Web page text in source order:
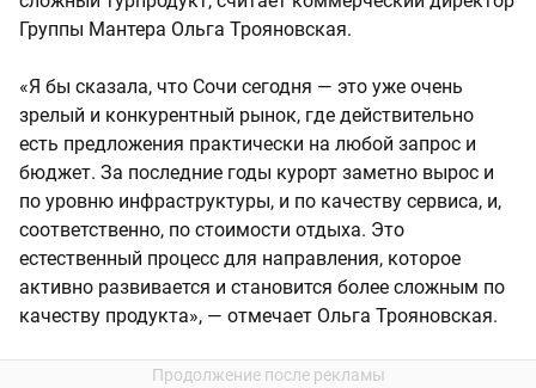
Группы Мантера Ольга Трояновская.
«Я бы сказала, что Сочи сегодня — это уже очень
зрелый и конкурентный рынок, где действительно
есть предложения практически на любой запрос и
бюджет. За последние годы курорт заметно вырос и
по уровню инфраструктуры, и по качеству сервиса, и,
соответственно, по стоимости отдыха. Это
естественный процесс для направления, которое
активно развивается и становится более сложным по
качеству продукта», — отмечает Ольга Трояновская.